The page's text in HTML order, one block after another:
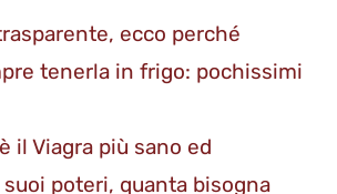
ecco perché
tenerla in frigo: pochissimi
il Viagra più sano ed
poteri, quanta bisogna